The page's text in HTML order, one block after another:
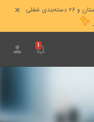
۱